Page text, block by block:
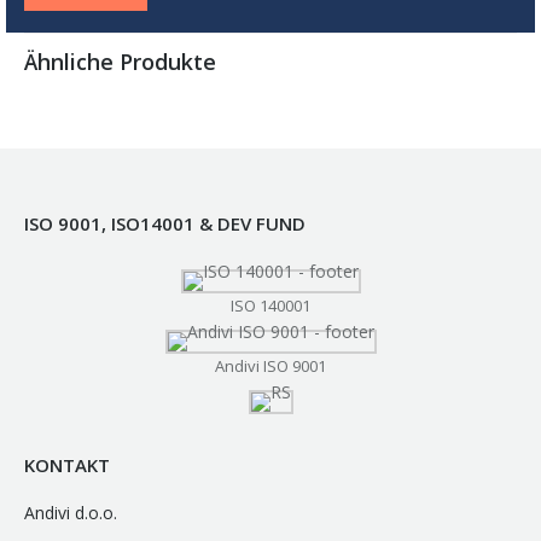
Ähnliche Produkte
ISO 9001, ISO14001 & DEV FUND
ISO 140001
Andivi ISO 9001
KONTAKT
Andivi d.o.o.